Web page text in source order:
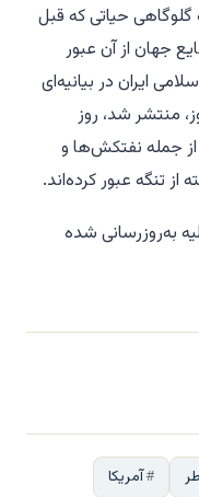
گلوگاهی حیاتی که قبل
مایع جهان از آن عبور
ایران در بیانیه‌ای
منتشر شد، روز
فروند کشتی، از جمله نفتکش‌ها و
به‌روزرسانی شده
آمریکا